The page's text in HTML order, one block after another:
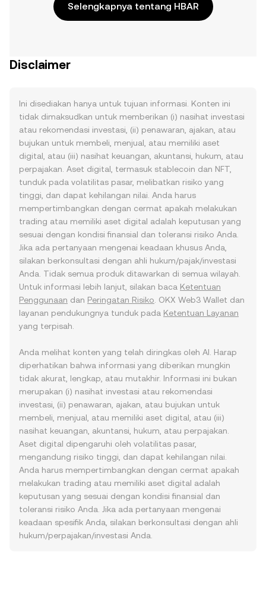
Selengkapnya tentang HBAR
Disclaimer
Ini disediakan hanya untuk tujuan informasi. Konten ini
tidak dimaksudkan untuk memberikan (i) nasihat investasi
atau rekomendasi investasi, (ii) penawaran, ajakan, atau
bujukan untuk membeli, menjual, atau memiliki aset
digital, atau (iii) nasihat keuangan, akuntansi, hukum, atau
perpajakan. Aset digital, termasuk stablecoin dan NFT,
tunduk pada volatilitas pasar, melibatkan risiko yang
tinggi, dan dapat kehilangan nilai. Anda harus
mempertimbangkan dengan cermat apakah melakukan
trading atau memiliki aset digital adalah keputusan yang
sesuai dengan kondisi finansial dan toleransi risiko Anda.
Jika ada pertanyaan mengenai keadaan khusus Anda,
silakan berkonsultasi dengan ahli hukum/pajak/investasi
Anda. Tidak semua produk ditawarkan di semua wilayah.
Untuk informasi lebih lanjut, silakan baca Ketentuan
Penggunaan dan Peringatan Risiko . OKX Web3 Wallet dan
layanan pendukungnya tunduk pada Ketentuan Layanan
yang terpisah.
Anda melihat konten yang telah diringkas oleh AI. Harap
diperhatikan bahwa informasi yang diberikan mungkin
tidak akurat, lengkap, atau mutakhir. Informasi ini bukan
merupakan (i) nasihat investasi atau rekomendasi
investasi, (ii) penawaran, ajakan, atau bujukan untuk
membeli, menjual, atau memiliki aset digital, atau (iii)
nasihat keuangan, akuntansi, hukum, atau perpajakan.
Aset digital dipengaruhi oleh volatilitas pasar,
mengandung risiko tinggi, dan dapat kehilangan nilai.
Anda harus mempertimbangkan dengan cermat apakah
melakukan trading atau memiliki aset digital adalah
keputusan yang sesuai dengan kondisi finansial dan
toleransi risiko Anda. Jika ada pertanyaan mengenai
keadaan spesifik Anda, silakan berkonsultasi dengan ahli
hukum/perpajakan/investasi Anda.